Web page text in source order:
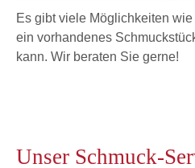
Es gibt viele Möglichkeiten
ein vorhandenes
kann. Wir beraten Sie gerne!
Unser Schmuck-